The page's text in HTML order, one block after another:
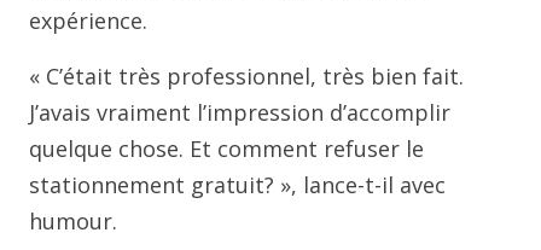
expérience.
« C’était très professionnel, très bien fait.
J’avais vraiment l’impression d’accomplir
quelque chose. Et comment refuser le
stationnement gratuit? », lance-t-il avec
humour.